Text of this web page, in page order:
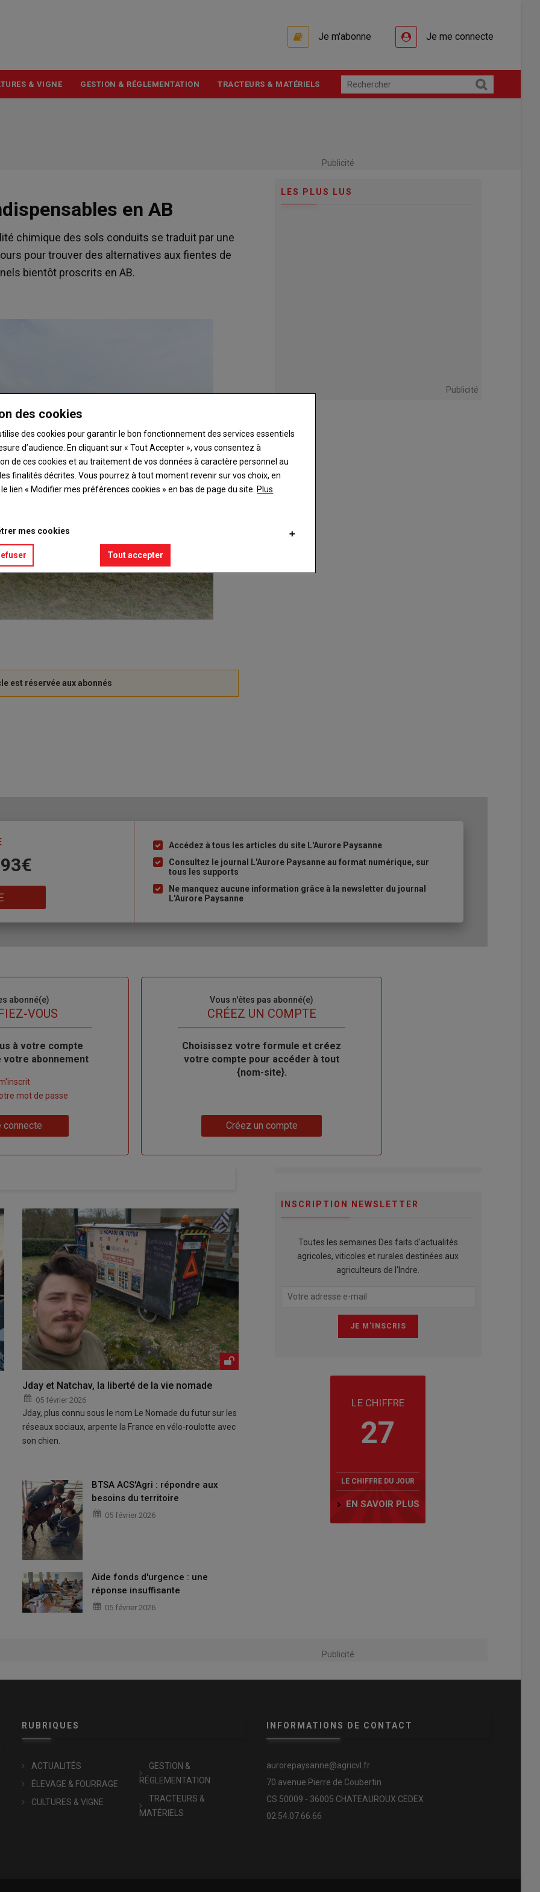
Je m'abonne Je me connecte
& VIGNE GESTION & RÉGLEMENTATION TRACTEURS & MATÉRIELS
Publicité
en AB
chimique des sols conduits se traduit par une
pour trouver des alternatives aux fientes de
bientôt proscrits en AB.
LES PLUS LUS
Publicité
Liste
à
puce
Accédez à tous les articles du site L'Aurore Paysanne
Consultez le journal L'Aurore Paysanne au format numérique, sur
tous les supports
Ne manquez aucune information grâce à la newsletter du journal
L'Aurore Paysanne
abonné(e)
VOUS
à votre compte
abonnement
mot de passe
connecte
Vous n'êtes pas abonné(e)
TITRECRÉEZ UN COMPTE
Body
Choisissez votre formule et créez
votre compte pour accéder à tout
{nom-site}.
Créez un compte
Jday et Natchav, la liberté de la vie nomade
05 février 2026
Jday, plus connu sous le nom Le Nomade du futur sur les
réseaux sociaux, arpente la France en vélo-roulotte avec
son chien.
BTSA ACS'Agri : répondre aux
besoins du territoire
05 février 2026
Aide fonds d'urgence : une
réponse insuffisante
05 février 2026
INSCRIPTION NEWSLETTER
Toutes les semaines Des faits d'actualités
agricoles, viticoles et rurales destinées aux
agriculteurs de l'Indre.
LE CHIFFRE
27
LE CHIFFRE DU JOUR
EN SAVOIR PLUS
Publicité
RUBRIQUES
ACTUALITÉS
ÉLEVAGE & FOURRAGE
CULTURES & VIGNE
GESTION &
RÉGLEMENTATION
TRACTEURS &
MATÉRIELS
INFORMATIONS DE CONTACT
aurorepaysanne@agricvl.fr
70 avenue Pierre de Coubertin
CS 50009 - 36005 CHATEAUROUX CEDEX
02.54.07.66.66
des cookies
des cookies pour garantir le bon fonctionnement des services essentiels
d’audience. En cliquant sur « Tout Accepter », vous consentez à
de ces cookies et au traitement de vos données à caractère personnel au
finalités décrites. Vous pourrez à tout moment revenir sur vos choix, en
lien « Modifier mes préférences cookies » en bas de page du site. Plus
mes cookies
Tout accepter